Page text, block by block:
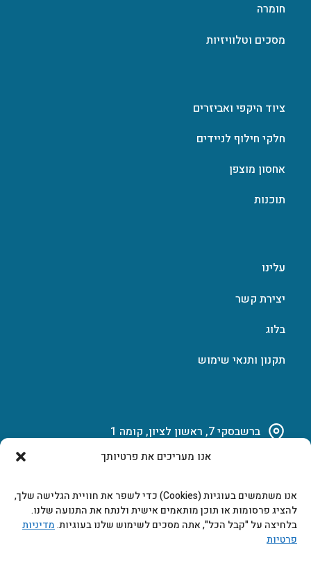
אנו מעריכים את פרטיותך
אנו משתמשים בעוגיות (Cookies) כדי לשפר את חוויית הגלישה שלך,
להציג פרסומות או תוכן מותאמים אישית ולנתח את התנועה שלנו.
בלחיצה על "קבל הכל", אתה מסכים לשימוש שלנו בעוגיות.מדיניות
פרטיות
חומרה
מסכים וטלוויזיות
ציוד היקפי ואביזרים
חלקי חילוף לניידים
אחסון מוצפן
תוכנות
עלינו
יצירת קשר
בלוג
תקנון ותנאי שימוש
ברשבסקי 7, ראשון לציון, קומה 1
marketing@b-tech.co.il